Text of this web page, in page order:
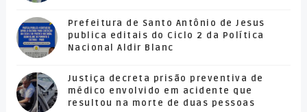
Prefeitura de Santo Antônio de Jesus
publica editais do Ciclo 2 da Política
Nacional Aldir Blanc
Justiça decreta prisão preventiva de
médico envolvido em acidente que
resultou na morte de duas pessoas